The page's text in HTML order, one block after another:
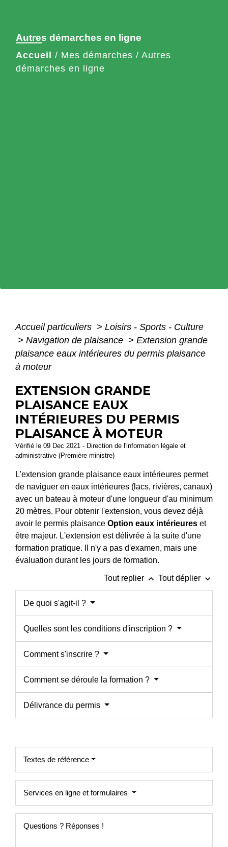
Autres démarches en ligne
Accueil / Mes démarches / Autres
démarches en ligne
Accueil particuliers > Loisirs - Sports - Culture
> Navigation de plaisance > Extension grande
plaisance eaux intérieures du permis plaisance
à moteur
EXTENSION GRANDE
PLAISANCE EAUX
INTÉRIEURES DU PERMIS
PLAISANCE À MOTEUR
Vérifié le 09 Dec 2021 - Direction de l'information légale et
administrative (Première ministre)
L'extension grande plaisance eaux intérieures permet
de naviguer en eaux intérieures (lacs, rivières, canaux)
avec un bateau à moteur d'une longueur d'au minimum
20 mètres. Pour obtenir l'extension, vous devez déjà
avoir le permis plaisance Option eaux intérieures et
être majeur. L'extension est délivrée à la suite d'une
formation pratique. Il n'y a pas d'examen, mais une
évaluation durant les jours de formation.
Tout replier keyboard_arrow_up Tout déplier keyboard_arrow_down
De quoi s'agit-il ?
Quelles sont les conditions d'inscription ?
Comment s'inscrire ?
Comment se déroule la formation ?
Délivrance du permis
Textes de référence
Services en ligne et formulaires
Questions ? Réponses !